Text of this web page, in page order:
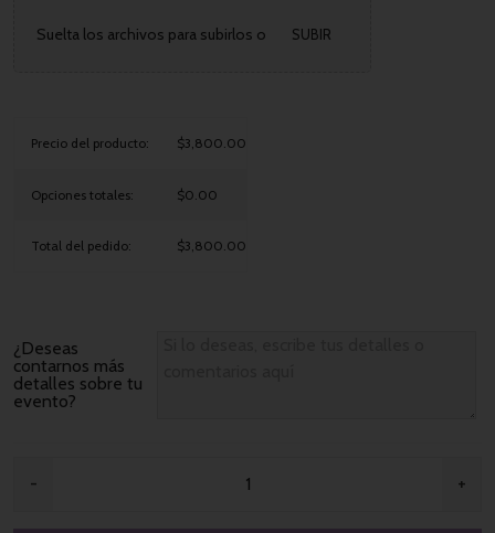
Suelta los archivos para subirlos o SUBIR
Precio del producto: $3,800.00
Opciones totales: $0.00
Total del pedido: $3,800.00
¿Deseas
contarnos más
detalles sobre tu
evento?